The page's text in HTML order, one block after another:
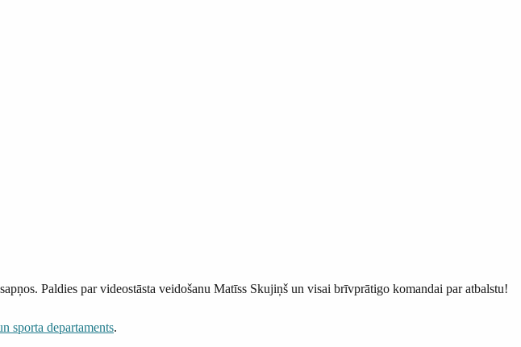
Paldies par videostāsta veidošanu Matīss Skujiņš un visai brīvprātigo komandai par atbalstu!
sporta departaments.